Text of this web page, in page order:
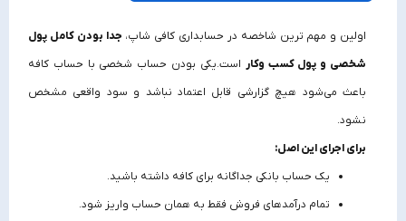
اولین و مهم‌ ترین شاخصه در حسابداری کافی شاپ، جدا بودن کامل پول
شخصی و پول کسب‌ وکار است.یکی بودن حساب شخصی با حساب کافه
باعث می‌شود هیچ گزارشی قابل اعتماد نباشد و سود واقعی مشخص
نشود.
برای اجرای این اصل:
یک حساب بانکی جداگانه برای کافه داشته باشید.
تمام درآمدهای فروش فقط به همان حساب واریز شود.